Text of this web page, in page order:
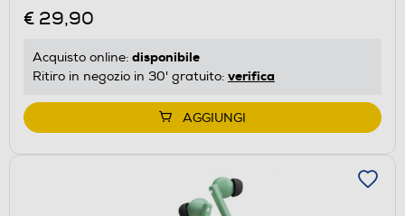
€ 29,90
Acquisto online: disponibile
Ritiro in negozio in 30' gratuito: verifica
AGGIUNGI